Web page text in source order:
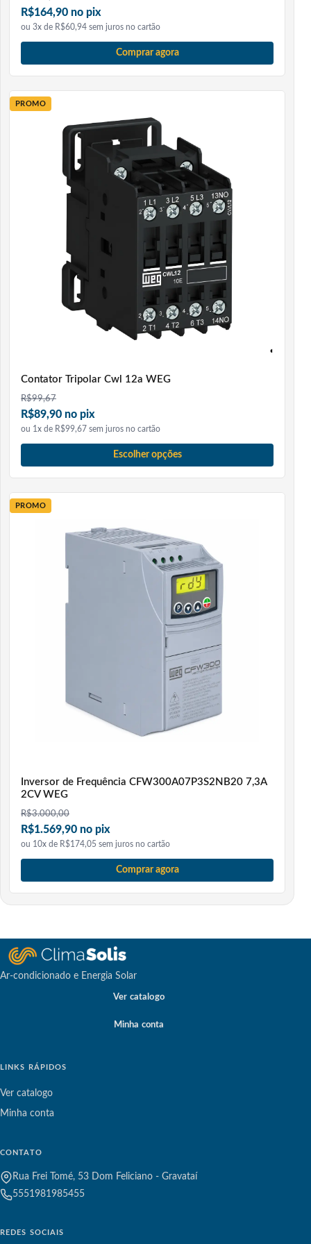
Perguntas Frequentes
Para que serve esse disjuntor?
Ele serve para proteger circuitos de distribuição de baixa
tensão contra sobrecarga e curto-circuito.
Qual a corrente nominal deste modelo?
A corrente nominal é de 125 A.
Ele é tripolar?
Sim, este modelo possui 3 polos.
Qual a capacidade de interrupção?
A capacidade de interrupção é de 20 kA em 400 VCA.
R$164,90 no pix
ou 3x de R$60,94 sem juros no cartão
Comprar agora
PROMO
Contator Tripolar Cwl 12a WEG
R$99,67
R$89,90 no pix
ou 1x de R$99,67 sem juros no cartão
Escolher opções
PROMO
Inversor de Frequência CFW300A07P3S2NB20 7,3A
2CV WEG
R$3.000,00
R$1.569,90 no pix
ou 10x de R$174,05 sem juros no cartão
Comprar agora
Ar-condicionado e Energia Solar
Ver catalogo
Minha conta
LINKS RÁPIDOS
Ver catalogo
Minha conta
CONTATO
Rua Frei Tomé, 53 Dom Feliciano - Gravataí
5551981985455
REDES SOCIAIS